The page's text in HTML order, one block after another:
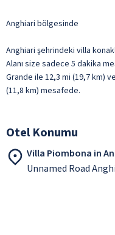
Anghiari bölgesinde
Anghiari şehrindeki villa
Alanı size sadece 5 dakika
Grande ile 12,3 mi (19,7 km)
(11,8 km) mesafede.
Otel Konumu
Villa Piombona in
Unnamed Road